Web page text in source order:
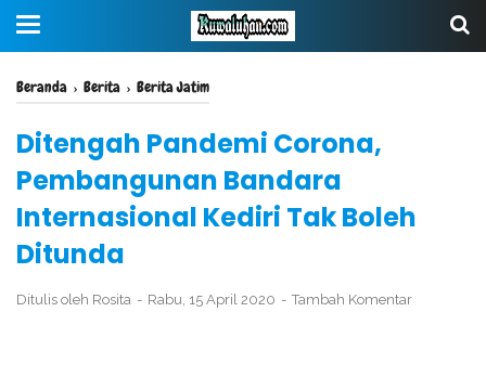
Beranda › Berita › Berita Jatim
Ditengah Pandemi Corona,
Pembangunan Bandara
Internasional Kediri Tak Boleh
Ditunda
Ditulis oleh Rosita Rabu, 15 April 2020 Tambah Komentar